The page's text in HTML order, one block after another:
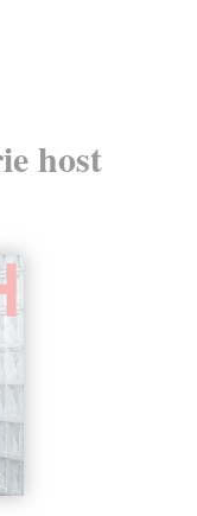
host